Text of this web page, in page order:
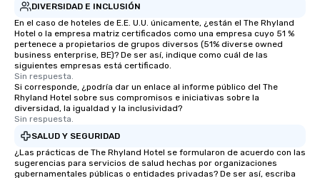
DIVERSIDAD E INCLUSIÓN
En el caso de hoteles de E.E. U.U. únicamente, ¿están el The Rhyland
Hotel o la empresa matriz certificados como una empresa cuyo 51 %
pertenece a propietarios de grupos diversos (51% diverse owned
business enterprise, BE)? De ser así, indique como cuál de las
siguientes empresas está certificado.
Sin respuesta.
Si corresponde, ¿podría dar un enlace al informe público del The
Rhyland Hotel sobre sus compromisos e iniciativas sobre la
diversidad, la igualdad y la inclusividad?
Sin respuesta.
SALUD Y SEGURIDAD
¿Las prácticas de The Rhyland Hotel se formularon de acuerdo con las
sugerencias para servicios de salud hechas por organizaciones
gubernamentales públicas o entidades privadas? De ser así, escriba